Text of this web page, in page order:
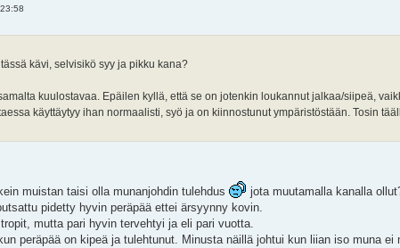
kävi, selvisikö syy ja pikku kana?
kuulostavaa. Epäilen kyllä, että se on jotenkin loukannut jalkaa/siipeä,
käyttäytyy ihan normaalisti, syö ja on kiinnostunut ympäristöstään. Tosin
muistan taisi olla munanjohdin tulehdus
jota muutamalla kanalla
pidetty hyvin peräpää ettei ärsyynny kovin.
mutta pari hyvin tervehtyi ja eli pari vuotta.
peräpää on kipeä ja tulehtunut. Minusta näillä johtui kun liian iso muna ei